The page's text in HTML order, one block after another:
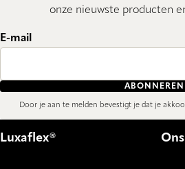
onze nieuwste producten
E-mail
ABONNEREN
Door je aan te melden bevestigt je dat je
Luxaflex®